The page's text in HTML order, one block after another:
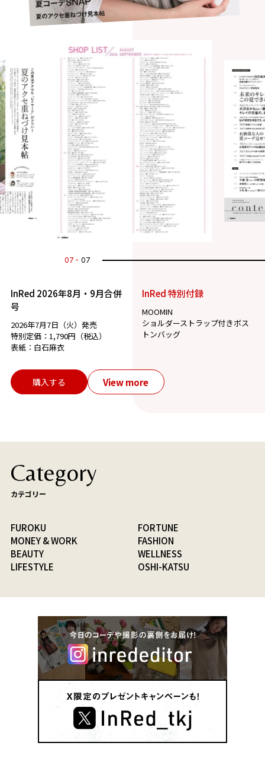
07 07
InRed 2026年8月・9月合併
号
2026年7月7日（火）発売
特別定価：1,790円（税込）
表紙：白石麻衣
InRed 特別付録
MOOMIN
ショルダーストラップ付きボス
トンバッグ
購入する View more
Category
カテゴリー
FUROKU
FORTUNE
MONEY & WORK
FASHION
BEAUTY
WELLNESS
LIFESTYLE
OSHI-KATSU